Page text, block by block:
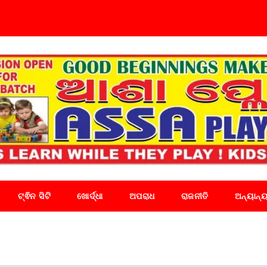
ଟ୍ଵିନ ସିଟି ଖୋର୍ଦ୍ଧା ଅପରାଧ ରାଜନୀତି